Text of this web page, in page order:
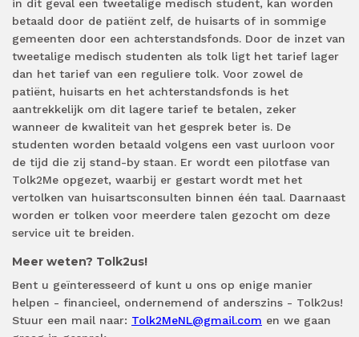
in dit geval een tweetalige medisch student, kan worden
betaald door de patiënt zelf, de huisarts of in sommige
gemeenten door een achterstandsfonds. Door de inzet van
tweetalige medisch studenten als tolk ligt het tarief lager
dan het tarief van een reguliere tolk. Voor zowel de
patiënt, huisarts en het achterstandsfonds is het
aantrekkelijk om dit lagere tarief te betalen, zeker
wanneer de kwaliteit van het gesprek beter is. De
studenten worden betaald volgens een vast uurloon voor
de tijd die zij stand-by staan. Er wordt een pilotfase van
Tolk2Me opgezet, waarbij er gestart wordt met het
vertolken van huisartsconsulten binnen één taal. Daarnaast
worden er tolken voor meerdere talen gezocht om deze
service uit te breiden.
Meer weten? Tolk2us!
Bent u geïnteresseerd of kunt u ons op enige manier
helpen - financieel, ondernemend of anderszins - Tolk2us!
Stuur een mail naar: Tolk2MeNL@gmail.com en we gaan